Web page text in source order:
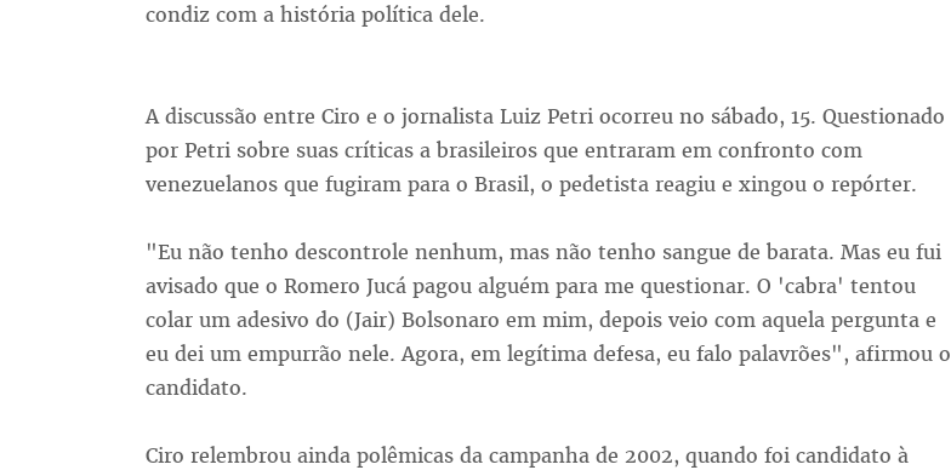
condiz com a história política dele.
A discussão entre Ciro e o jornalista Luiz Petri ocorreu no sábado, 15. Questionado
por Petri sobre suas críticas a brasileiros que entraram em confronto com
venezuelanos que fugiram para o Brasil, o pedetista reagiu e xingou o repórter.
"Eu não tenho descontrole nenhum, mas não tenho sangue de barata. Mas eu fui
avisado que o Romero Jucá pagou alguém para me questionar. O 'cabra' tentou
colar um adesivo do (Jair) Bolsonaro em mim, depois veio com aquela pergunta e
eu dei um empurrão nele. Agora, em legítima defesa, eu falo palavrões", afirmou o
candidato.
Ciro relembrou ainda polêmicas da campanha de 2002, quando foi candidato à